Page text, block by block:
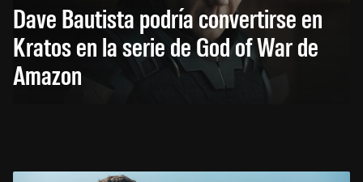
Dave Bautista podría convertirse en
Kratos en la serie de God of War de
Amazon